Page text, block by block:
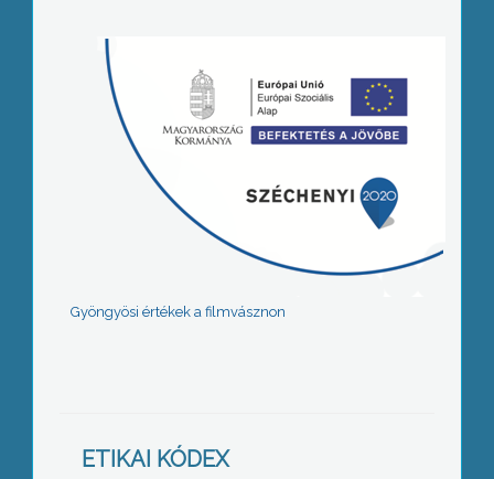
Gyöngyösi értékek a filmvásznon
ETIKAI KÓDEX